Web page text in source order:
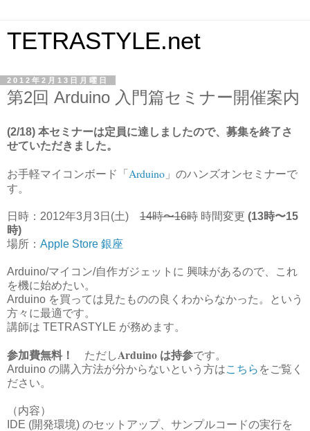
TETRASTYLE.net
2012年2月13日月曜日
第2回 Arduino 入門篇セミナー開催案内
(2/18) 本セミナーは定員に達しましたので、募集を終了さ
せていただきました。
お手軽マイコンボード「Arduino 」のハンズオンセミナーで
す。
日時：2012年3月3日(土) 14時〜16時 時間変更 (13時〜15
時)
場所： Apple Store 銀座
Arduino/マイコン/自作ガジェットに 興味があるので、これ
を機に始めたい。
Arduino を買っては見たものの良くわからなかった。という
方々に最適です。
講師は TETRASTYLE が務めます。
参加費無料！ ただしArduino は持参です。
Arduino の購入方法が分からないという方はこちら をご覧く
ださい。
（内容）
IDE (開発環境) のセットアップ、サンプルコードの実行を